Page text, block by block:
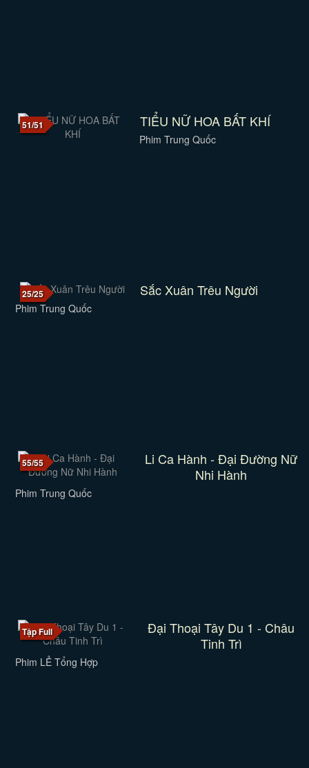
51/51 TIỂU NỮ HOA BẤT KHÍ
Phim Trung Quốc
25/25 Sắc Xuân Trêu Người
Phim Trung Quốc
55/55
Li Ca Hành - Đại Đường Nữ
Nhi Hành
Phim Trung Quốc
Tập Full
Đại Thoại Tây Du 1 - Châu
Tinh Trì
Phim LẺ Tổng Hợp